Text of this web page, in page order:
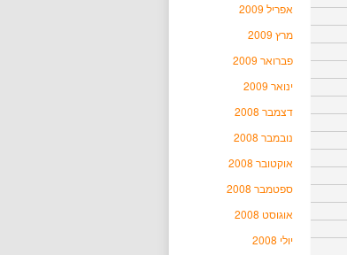
אפריל 2009
מרץ 2009
פברואר 2009
ינואר 2009
דצמבר 2008
נובמבר 2008
אוקטובר 2008
ספטמבר 2008
אוגוסט 2008
יולי 2008